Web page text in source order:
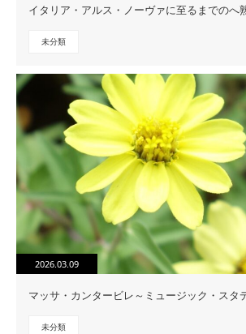
イタリア・アルス・ノーヴァに至るまでのへ
未分類
2026.03.09
マッサ・カンタービレ～ミュージック・スタ
未分類